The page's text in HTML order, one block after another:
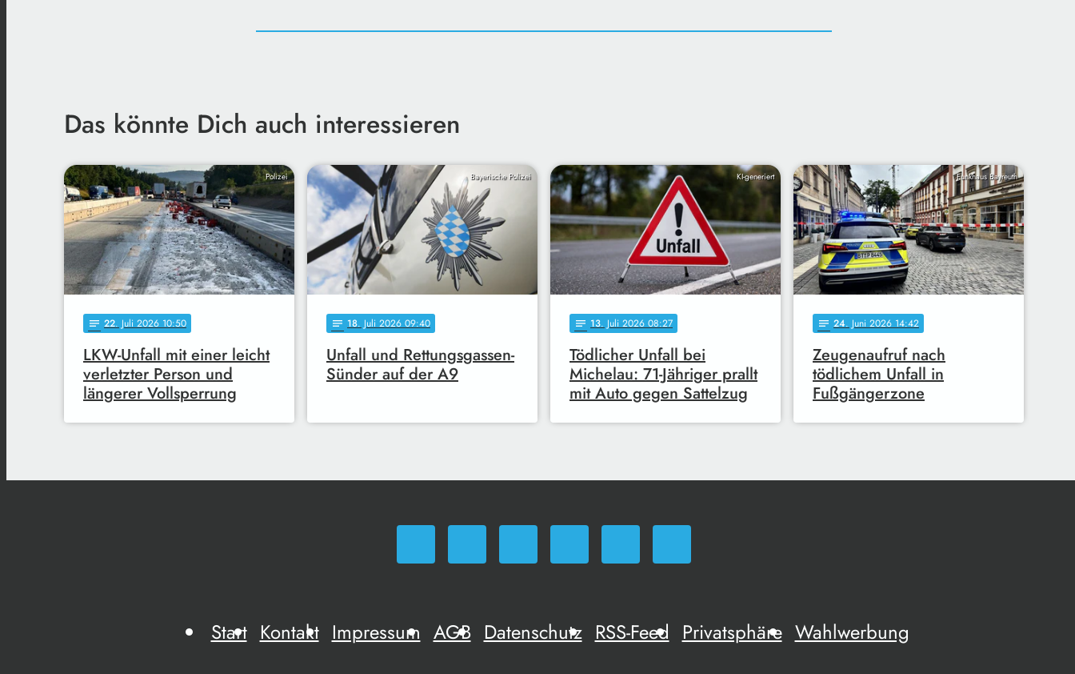
Das könnte Dich auch interessieren
Polizei
notes 22. Juli 2026 10:50
LKW-Unfall mit einer leicht
verletzter Person und
längerer Vollsperrung
Bayerische Polizei
notes 18. Juli 2026 09:40
Unfall und Rettungsgassen-
Sünder auf der A9
KI-generiert
notes 13. Juli 2026 08:27
Tödlicher Unfall bei
Michelau: 71-Jähriger prallt
mit Auto gegen Sattelzug
Funkhaus Bayreuth
notes 24. Juni 2026 14:42
Zeugenaufruf nach
tödlichem Unfall in
Fußgängerzone
Start Kontakt Impressum AGB Datenschutz RSS-Feed Privatsphäre Wahlwerbung